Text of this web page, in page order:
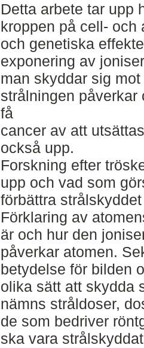
Detta arbete tar upp
kroppen på cell- och
och genetiska
exponering av
man skyddar sig
strålningen påverkar
få
cancer av att
också upp.
Forskning efter
upp och vad som
förbättra
Förklaring av
är och hur den
påverkar atomen.
betydelse för bilden
olika sätt att skydda
nämns stråldoser,
de som bedriver
ska vara